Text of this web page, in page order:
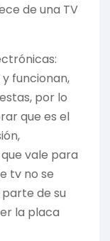
de una TV
funcionan,
por lo
que es el
vale para
tv no se
de su
la placa